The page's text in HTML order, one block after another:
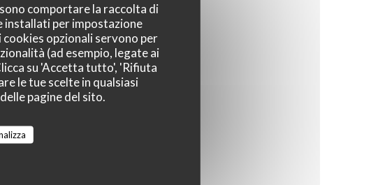
comportare la raccolta di
installati per impostazione
opzionali servono per
(ad esempio, legate ai
su 'Accetta tutto', 'Rifiuta
le tue scelte in qualsiasi
pagine del sito.
/ Prezzo: 4 /5
les voisins,